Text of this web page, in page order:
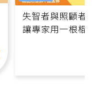
失智者與照顧者
讓專家用一根棍